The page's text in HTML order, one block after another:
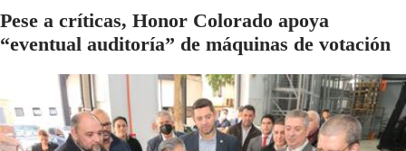
Pese a críticas, Honor Colorado apoya
“eventual auditoría” de máquinas de votación